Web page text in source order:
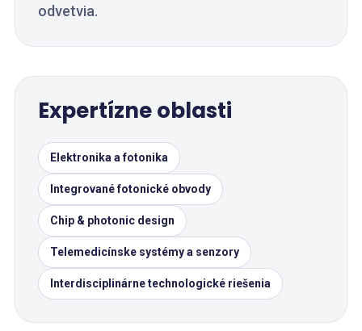
odvetvia.
Expertízne oblasti
Elektronika a fotonika
Integrované fotonické obvody
Chip & photonic design
Telemedicínske systémy a senzory
Interdisciplinárne technologické riešenia